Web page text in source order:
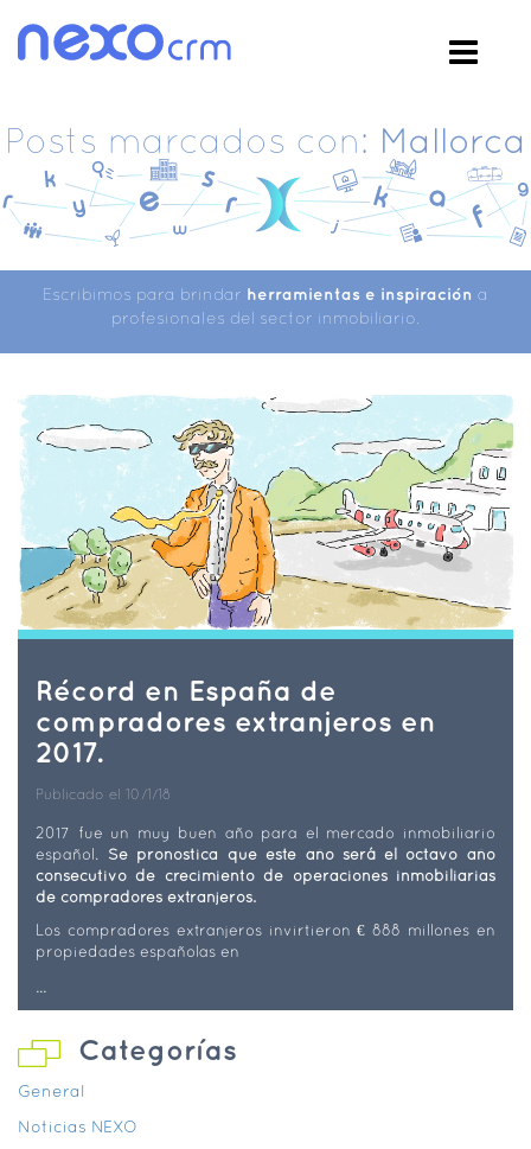
Posts marcados con: Mallorca
Escribimos para brindar herramientas e inspiración a
profesionales del sector inmobiliario.
Récord en España de
compradores extranjeros en
2017.
Publicado el 10/1/18
2017 fue un muy buen año para el mercado inmobiliario
español. Se pronostica que este año será el octavo año
consecutivo de crecimiento de operaciones inmobiliarias
de compradores extranjeros.
Los compradores extranjeros invirtieron € 888 millones en
propiedades españolas en
...
Categorías
General
Noticias NEXO